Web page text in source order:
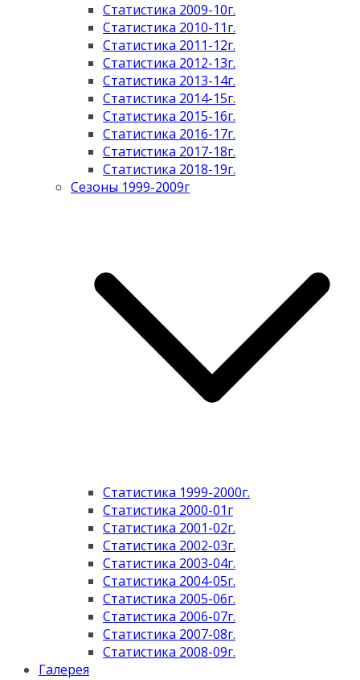
Статистика 2009-10г.
Статистика 2010-11г.
Статистика 2011-12г.
Статистика 2012-13г.
Статистика 2013-14г.
Статистика 2014-15г.
Статистика 2015-16г.
Статистика 2016-17г.
Статистика 2017-18г.
Статистика 2018-19г.
Сезоны 1999-2009г
Статистика 1999-2000г.
Статистика 2000-01г
Статистика 2001-02г.
Статистика 2002-03г.
Статистика 2003-04г.
Статистика 2004-05г.
Статистика 2005-06г.
Статистика 2006-07г.
Статистика 2007-08г.
Статистика 2008-09г.
Галерея